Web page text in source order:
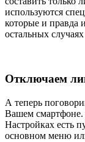
используются
которые и правда
остальных
Отключаем
А теперь
Вашем смартфоне.
Настройках есть
основном меню